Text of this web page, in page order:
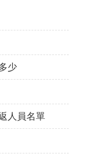
少
人員名單